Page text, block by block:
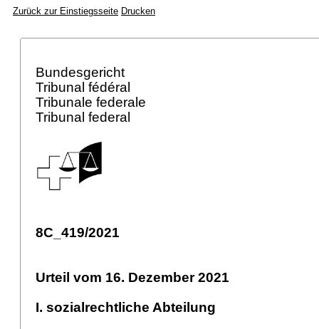
Zurück zur Einstiegsseite Drucken
Bundesgericht
Tribunal fédéral
Tribunale federale
Tribunal federal
8C_419/2021
Urteil vom 16. Dezember 2021
I. sozialrechtliche Abteilung